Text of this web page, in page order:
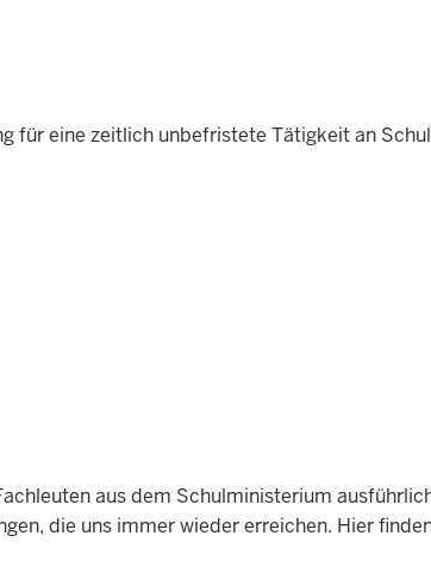
für eine zeitlich unbefristete Tätigkeit an
aus dem Schulministerium
die uns immer wieder erreichen. Hier